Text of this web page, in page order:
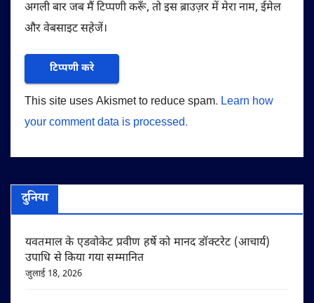
अगली बार जब मैं टिप्पणी करूँ, तो इस ब्राउज़र में मेरा नाम, ईमेल
और वेबसाइट सहेजें।
This site uses Akismet to reduce spam. Learn how
your comment data is processed.
दुनिया
यवतमाल के एडवोकेट प्रवीण हर्षे को मानद डॉक्टरेट (आचार्य)
उपाधि से किया गया सम्मानित
जुलाई 18, 2026